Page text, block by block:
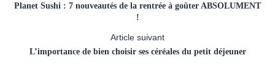
Planet Sushi : 7 nouveautés de la rentrée à goûter ABSOLUMENT
!
Article suivant
L’importance de bien choisir ses céréales du petit déjeuner